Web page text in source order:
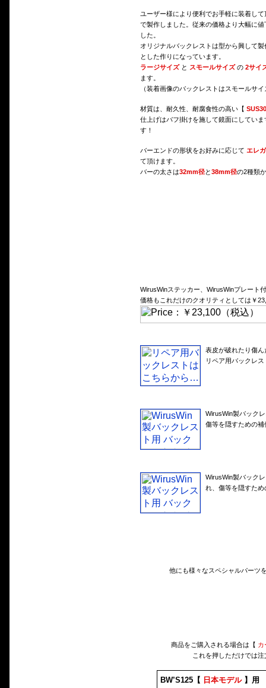
ユーザー様により便利でお手軽に装着し
で製作しました。従来の価格より大幅に
した。
オリジナルバックレストは型から興して
とした作りになっています。
ラージサイズと スモールサイズの 2サイ
ます。
（装着画像のバックレストはスモールサ
材質は、耐久性、耐腐食性の高い【
仕上げはバフ掛けを施して鏡面にしてい
す！
バーエンドの形状をお好みに応じて エレ
て頂けます。
バーの太さは32mm径と38mm径の2種類
WirusWinステッカー、WirusWinプレート
価格もこれだけのクオリティとしては￥
表皮が破れたり傷
リペア用バックレ
WirusWin製バック
傷等を隠すための
WirusWin製バック
れ、傷等を隠すた
他にも様々なスペシャルパーツ
商品をご購入される場合は【 カ
これを押しただけでは
BW’S125【 日本モデル】用